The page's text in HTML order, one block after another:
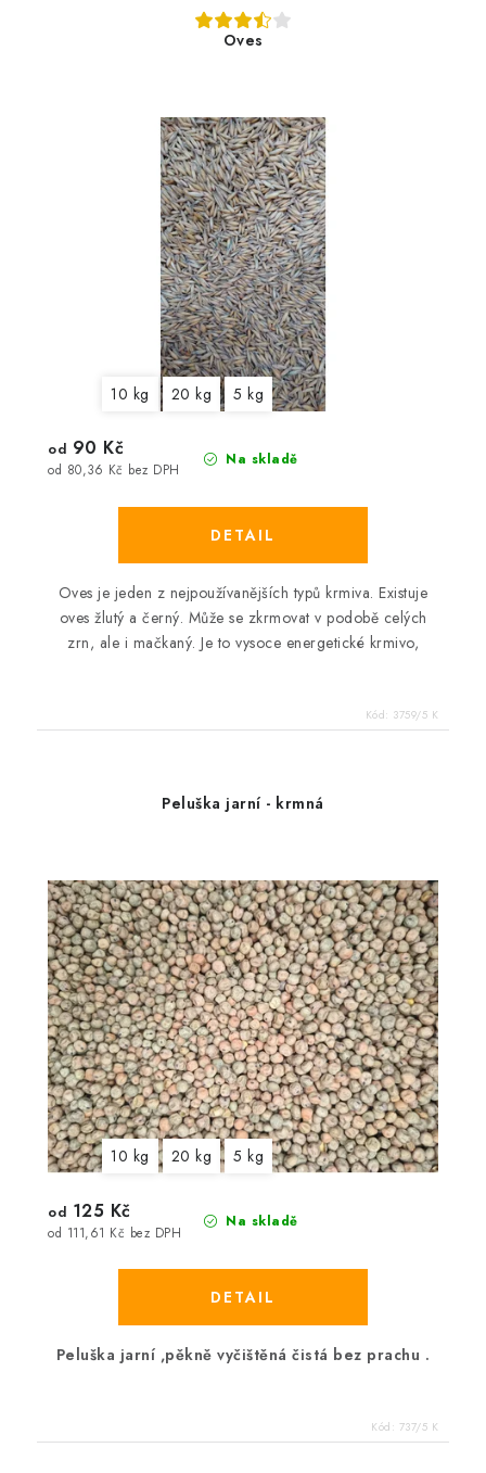
Oves
10 kg 20 kg 5 kg
Na skladě
od 80,36 Kč bez DPH
od 90 Kč
Oves je jeden z nejpoužívanějších typů krmiva. Existuje
oves žlutý a černý. Může se zkrmovat v podobě celých
zrn, ale i mačkaný. Je to vysoce energetické krmivo,
Kód: 3759/5 K
Peluška jarní - krmná
10 kg 20 kg 5 kg
Na skladě
od 111,61 Kč bez DPH
od 125 Kč
Peluška jarní ,pěkně vyčištěná čistá bez prachu .
Kód: 737/5 K